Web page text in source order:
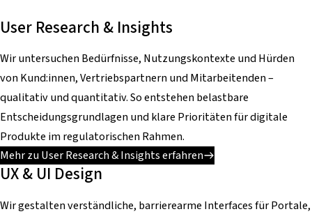
User Research & Insights
Wir untersuchen Bedürfnisse, Nutzungskontexte und Hürden
von Kund:innen, Vertriebspartnern und Mitarbeitenden –
qualitativ und quantitativ. So entstehen belastbare
Entscheidungsgrundlagen und klare Prioritäten für digitale
Produkte im regulatorischen Rahmen.
Mehr zu User Research & Insights erfahren
UX & UI Design
Wir gestalten verständliche, barrierearme Interfaces für Portale,